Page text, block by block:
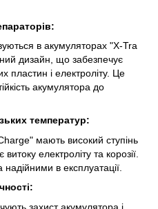
в акумуляторах "X-Tra
дизайн, що забезпечує
пластин і електроліту. Це
акумулятора до
температур:
мають високий ступінь
електроліту та корозії.
в експлуатації.
захист акумулятора і